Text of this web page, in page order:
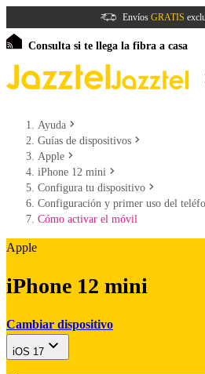
Envíos GRATIS
Consulta si te llega la fibra a casa
Ayuda
Guías de dispositivos
Apple
iPhone 12 mini
Configura tu dispositivo
Configuración y primer uso del
Cómo activar el móvil
Apple
iPhone 12 mini
Cambiar dispositivo
iOS 17